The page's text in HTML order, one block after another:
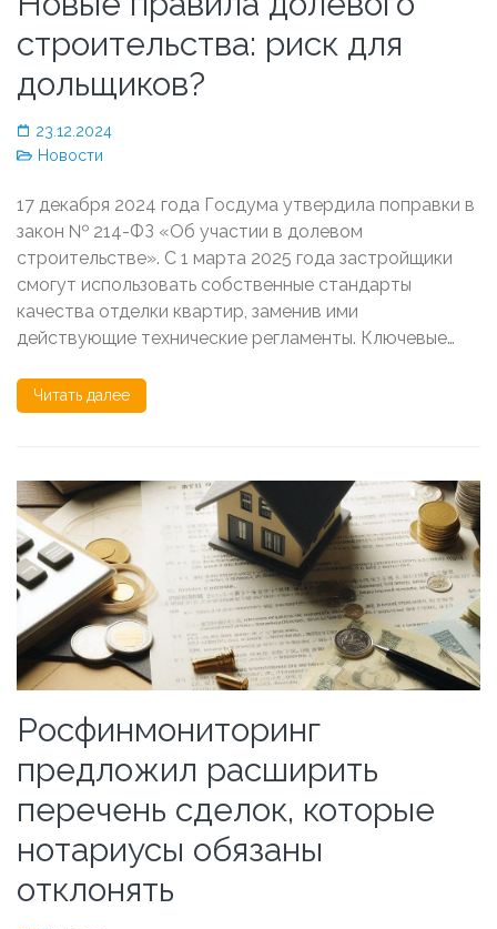
строительства: риск для
дольщиков?
23.12.2024
Новости
17 декабря 2024 года Госдума утвердила поправки в
закон № 214-ФЗ «Об участии в долевом
строительстве». С 1 марта 2025 года застройщики
смогут использовать собственные стандарты
качества отделки квартир, заменив ими
действующие технические регламенты. Ключевые…
Читать далее
Росфинмониторинг
предложил расширить
перечень сделок, которые
нотариусы обязаны
отклонять